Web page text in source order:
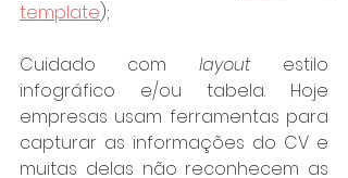
template);
Cuidado com layout estilo
infográfico e/ou tabela. Hoje
empresas usam ferramentas para
capturar as informações do CV e
muitas delas não reconhecem as